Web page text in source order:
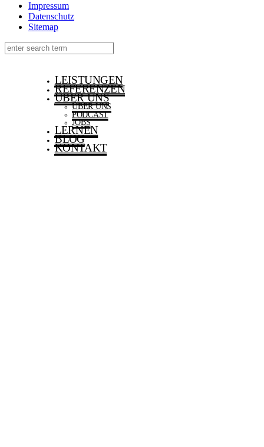
Impressum
Datenschutz
Sitemap
LEISTUNGEN
REFERENZEN
ÜBER UNS
ÜBER UNS
PODCAST
JOBS
LERNEN
BLOG
KONTAKT